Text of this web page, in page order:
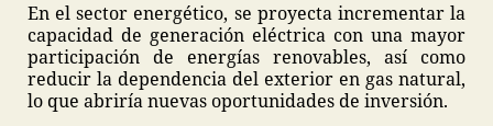
En el sector energético, se proyecta incrementar la
capacidad de generación eléctrica con una mayor
participación de energías renovables, así como
reducir la dependencia del exterior en gas natural,
lo que abriría nuevas oportunidades de inversión.